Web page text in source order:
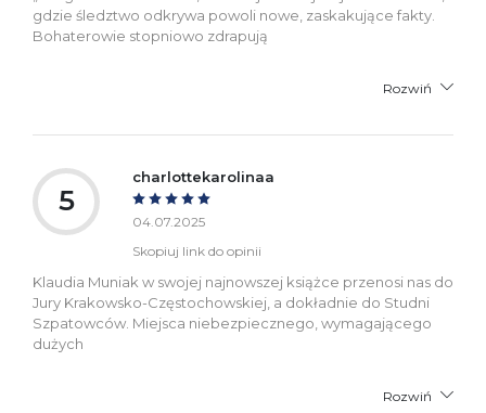
gdzie śledztwo odkrywa powoli nowe, zaskakujące fakty.
Bohaterowie stopniowo zdrapują
Rozwiń
5
charlottekarolinaa
04.07.2025
Skopiuj link do opinii
Klaudia Muniak w swojej najnowszej książce przenosi nas do
Jury Krakowsko-Częstochowskiej, a dokładnie do Studni
Szpatowców. Miejsca niebezpiecznego, wymagającego
dużych
Rozwiń